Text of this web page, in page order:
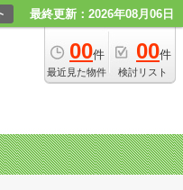
最終更新：2026年08月06日
00件
最近見た物件
00件
検討リスト